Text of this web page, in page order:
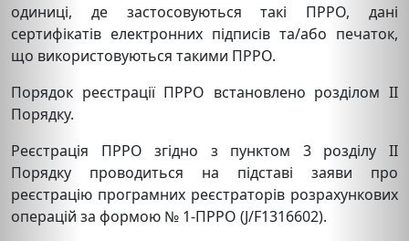
одиниці, де застосовуються такі ПРРО, дані
сертифікатів електронних підписів та/або печаток,
що використовуються такими ПРРО.
Порядок реєстрації ПРРО встановлено розділом ІІ
Порядку.
Реєстрація ПРРО згідно з пунктом 3 розділу ІІ
Порядку проводиться на підставі заяви про
реєстрацію програмних реєстраторів розрахункових
операцій за формою № 1-ПРРО (J/F1316602).